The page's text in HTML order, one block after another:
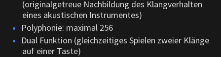
(originalgetreue Nachbildung des Klangverhalten
eines akustischen Instrumentes)
Polyphonie: maximal 256
Dual Funktion (gleichzeitiges Spielen zweier Klänge
auf einer Taste)